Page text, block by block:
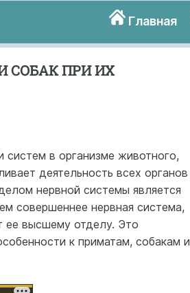
Главная
СОБАК ПРИ ИХ
систем в организме животного,
деятельность всех органов
нервной системы является
совершеннее нервная система,
ее высшему отделу. Это
к приматам, собакам и